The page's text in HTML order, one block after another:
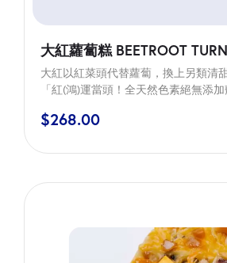
大紅蘿蔔糕 BEETROOT
大紅以紅菜頭代替蘿蔔，換上另類清
「紅(鴻)運當頭！全天然色素絕無添
隆靚臘腸，日本干貝及冬菇，泰國生
及全天然調味品，營養價高，亦具抗
of fresh beetroot in place of the
our CNY…
$268.00